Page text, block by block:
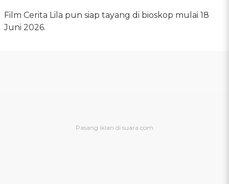
Film Cerita Lila pun siap tayang di bioskop mulai 18
Juni 2026.